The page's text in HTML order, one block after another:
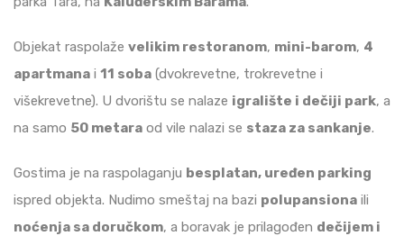
Objekat raspolaže velikim restoranom, mini-barom, 4
apartmana i 11 soba (dvokrevetne, trokrevetne i
višekrevetne). U dvorištu se nalaze igralište i dečiji park, a
na samo 50 metara od vile nalazi se staza za sankanje.
Gostima je na raspolaganju besplatan, uređen parking
ispred objekta. Nudimo smeštaj na bazi polupansiona ili
noćenja sa doručkom, a boravak je prilagođen dečijem i